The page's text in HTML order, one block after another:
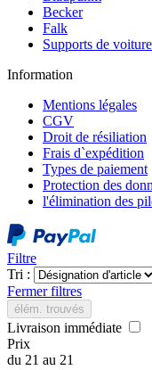
Becker
Falk
Supports de voiture
Information
Mentions légales
CGV
Droit de résiliation
Frais d`expédition
Types de paiement
Protection des
l'élimination des
Filtre
Tri :
Fermer filtres
élém. trouvés
Livraison immédiate
Prix
du 21 au 21